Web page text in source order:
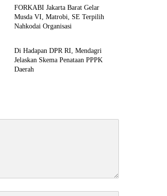
FORKABI Jakarta Barat Gelar
Musda VI, Matrobi, SE Terpilih
Nahkodai Organisasi
Di Hadapan DPR RI, Mendagri
Jelaskan Skema Penataan PPPK
Daerah